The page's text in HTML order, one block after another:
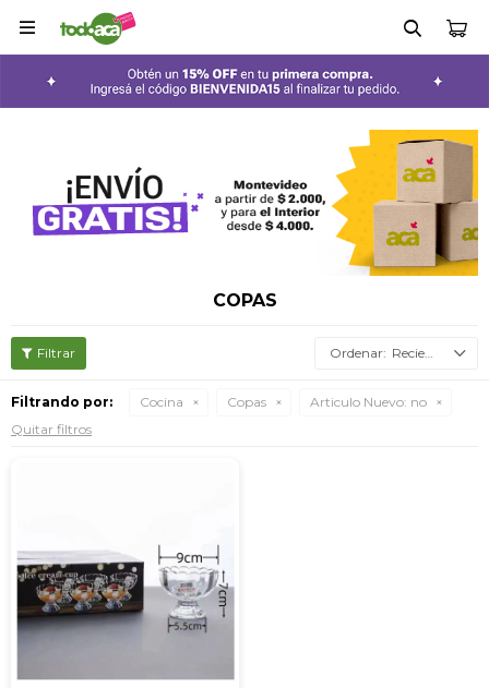

COPAS
Recientes
Filtrando por: Cocina Copas Articulo Nuevo: no
Quitar filtros